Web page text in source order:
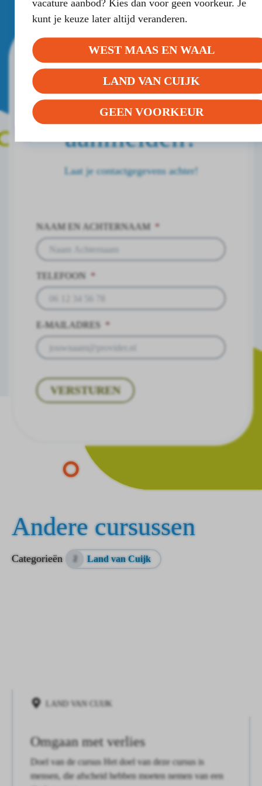
Meer informatie en
mogelijkheden over
aanmelden?
Laat je contactgegevens achter!
NAAM EN ACHTERNAAM *
TELEFOON *
E-MAILADRES *
VERSTUREN
Andere cursussen
Categorieën Land van Cuijk
LAND VAN CUIJK
Omgaan met verlies
Doel van de cursus Het doel van deze cursus is
mensen, die afscheid hebben moeten nemen van een
vacature aanbod? Kies dan voor geen voorkeur. Je
kunt je keuze later altijd veranderen.
WEST MAAS EN WAAL
LAND VAN CUIJK
GEEN VOORKEUR